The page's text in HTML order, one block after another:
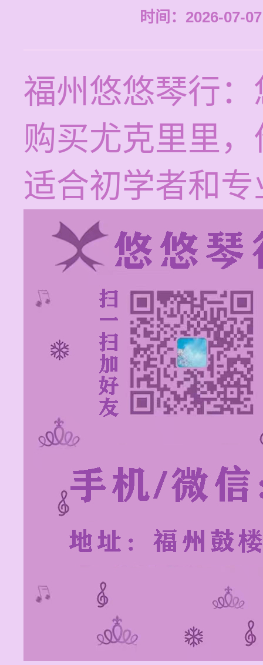
时间：2026-07-
福州悠悠琴行
购买尤克里里
适合初学者和